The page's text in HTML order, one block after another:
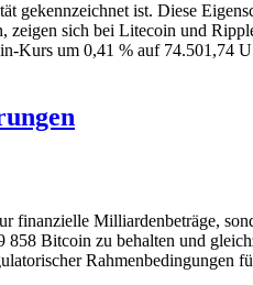
ist. Diese
sich bei Litecoin und
um 0,41 % auf 74.501,74
finanzielle Milliardenbeträge,
Bitcoin zu behalten und
Rahmenbedingungen